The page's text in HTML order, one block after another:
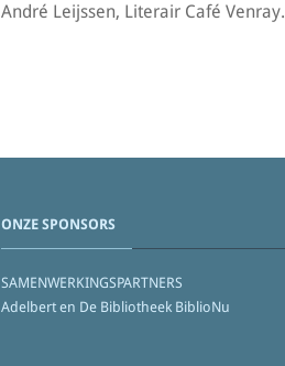
André Leijssen, Literair Café Venray.
ONZE SPONSORS
SAMENWERKINGSPARTNERS
Adelbert en De Bibliotheek BiblioNu